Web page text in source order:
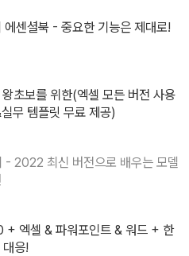
에센셜북 - 중요한 기능은 제대로!
초보를 위한(엑셀 모든 버전 사용
무 템플릿 무료 제공)
2022 최신 버전으로 배우는 모델
+ 엑셀 & 파워포인트 & 워드 + 한
응!